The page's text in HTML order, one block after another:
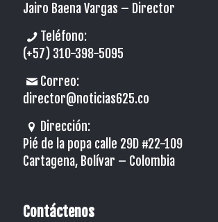
Jairo Baena Vargas – Director
Teléfono:
(+57) 310-398-5095
Correo:
director@noticias625.co
Dirección:
Pié de la popa calle 29D #22-109
Cartagena, Bolívar – Colombia
Contáctenos